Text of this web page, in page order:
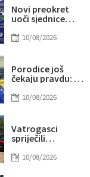
pobjegla iz auta
u kafić
Novi preokret
uoči sjednice
Premijerska
10/08/2026
Porodice još
čekaju pravdu: U
prije 33 godine
10/08/2026
Vatrogasci
spriječili
Jasenici: Vatra
10/08/2026